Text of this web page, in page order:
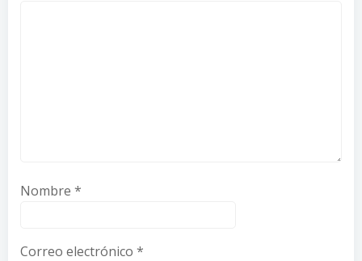
Nombre *
Correo electrónico *